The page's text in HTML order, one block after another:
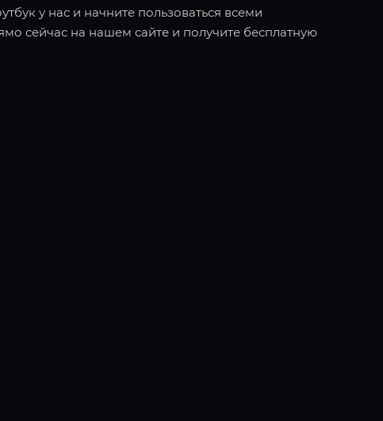
у нас и начните пользоваться всеми
сейчас на нашем сайте и получите бесплатную